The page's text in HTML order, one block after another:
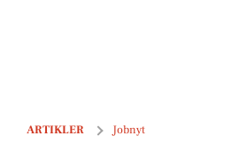
ARTIKLER Jobnyt
Socialrådgiver til ungeteam i Lolland